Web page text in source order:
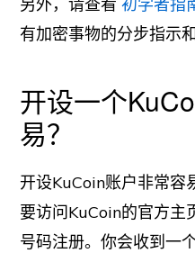
有加密事物的分步指示和
开设一个
易？
开设KuCoin账户非常容
要访问KuCoin的官方主
号码注册。你会收到一